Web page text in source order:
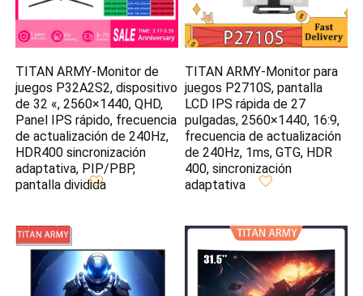
TITAN ARMY-Monitor de
juegos P32A2S2, dispositivo
de 32 «, 2560×1440, QHD,
Panel IPS rápido, frecuencia
de actualización de 240Hz,
HDR400 sincronización
adaptativa, PIP/PBP,
pantalla dividida
TITAN ARMY-Monitor para
juegos P2710S, pantalla
LCD IPS rápida de 27
pulgadas, 2560×1440, 16:9,
frecuencia de actualización
de 240Hz, 1ms, GTG, HDR
400, sincronización
adaptativa